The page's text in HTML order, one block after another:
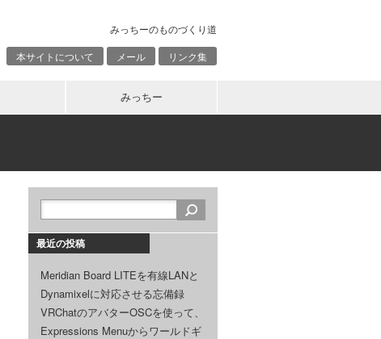
みっちーのものづくり道
本サイトについて
メール リンク集
みっちー
最近の投稿
Meridian Board LITEを有線LANと
Dynamixelに対応させる忘備録
VRChatのアバターOSCを使って、
Expressions Menuからワールドギ